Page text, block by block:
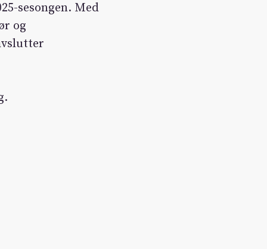
sesongen. Med
og